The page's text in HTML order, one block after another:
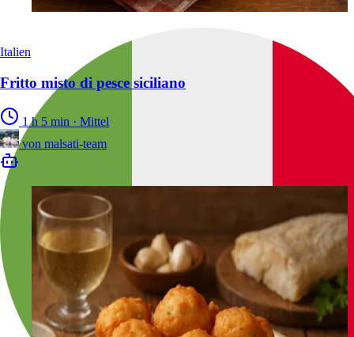
Italien
Fritto misto di pesce siciliano
1 h 5 min · Mittel
von malsati-team